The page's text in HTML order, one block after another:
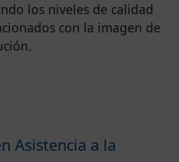
los niveles de calidad
con la imagen de
Asistencia a la